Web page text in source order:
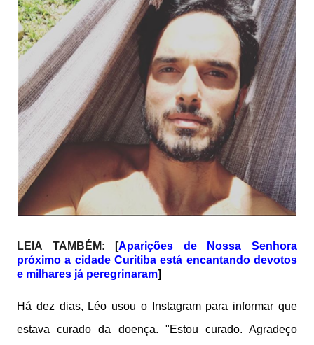
LEIA TAMBÉM: [Aparições de Nossa Senhora
próximo a cidade Curitiba está encantando devotos
e milhares já peregrinaram]
Há dez dias, Léo usou o Instagram para informar que
estava curado da doença. "Estou curado. Agradeço